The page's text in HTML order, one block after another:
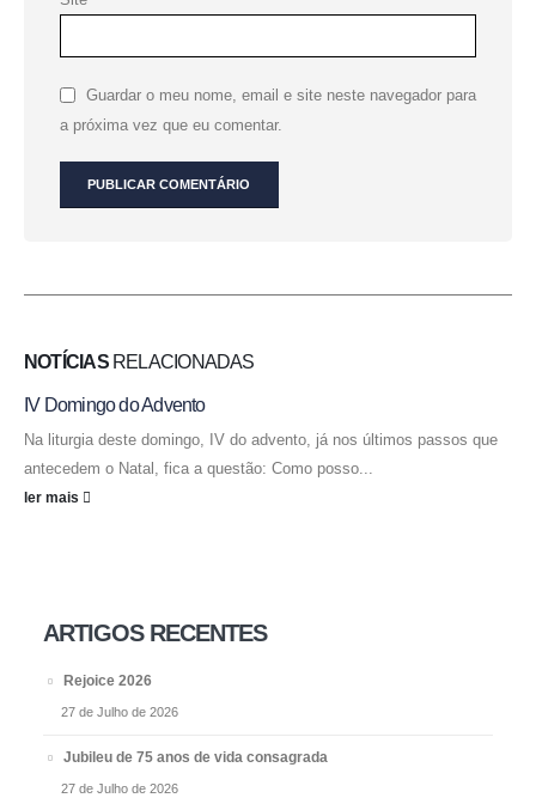
Guardar o meu nome, email e site neste navegador para
a próxima vez que eu comentar.
NOTÍCIASRELACIONADAS
IV Domingo do Advento
Na liturgia deste domingo, IV do advento, já nos últimos passos que
antecedem o Natal, fica a questão: Como posso...
ler mais
ARTIGOS RECENTES
Rejoice 2026
27 de Julho de 2026
Jubileu de 75 anos de vida consagrada
27 de Julho de 2026